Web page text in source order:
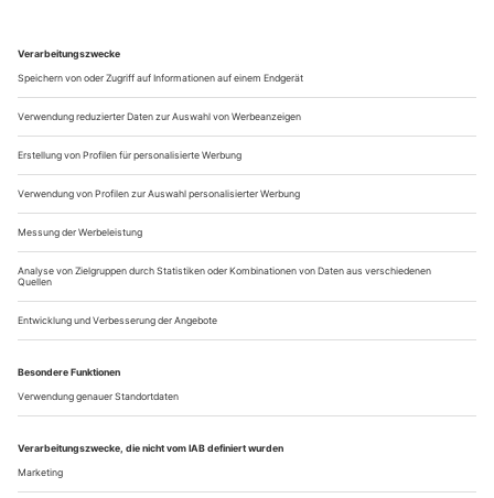
Lang lebte die zeitgenössische Tanzszene von Erinnerungen.
Zwei Generationen Tänzer hatten sich von Carolyn Carlson
inspirieren lassen und/oder zehrten von ihren
Studienaufenthalten in New York … Aber Neues spross wenig
in Italien, während die Avantgarde von einst langsam ranzig
wurde. Verrückt, denn Theater aller Größen und sogar
vorsichtig neugieriges Publikum...
Yair Vardi
Yair Vardi wurde in Israel nur inoffiziell «Mister Dance»
genannt. Aber jetzt ist er stolzer Träger des Ordens «Chevalier
des Arts et des Lettres», den das französische
Kulturministerium jedes Jahr an zweihundert Notabeln aus
aller Welt vergibt. Zu dieser Ehre kamen vor ihm in Israel nur
der illustre Yonatan Karmon und die Tanzikone Ohad
Naharin. Vardi war in den...